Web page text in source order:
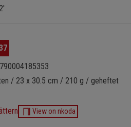
/ 23 x 30.5 cm / 210 g / geheftet
View on nkoda